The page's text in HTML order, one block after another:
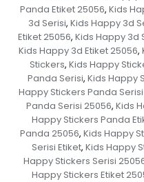
Panda Etiket 25056, Kids
3d Serisi, Kids Happy 3d
Etiket 25056, Kids Happy 3d
Kids Happy 3d Etiket 25056,
Stickers, Kids Happy
Panda Serisi, Kids Happy
Happy Stickers Panda
Panda Serisi 25056, Kids
Happy Stickers Panda
Panda 25056, Kids Happy
Serisi Etiket, Kids Happy
Happy Stickers Serisi
Happy Stickers Etiket